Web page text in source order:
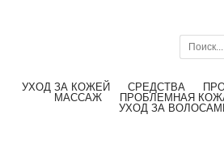
УХОД ЗА КОЖЕЙ СРЕДСТВА
МАССАЖ
ПРОБЛЕМНАЯ
УХОД ЗА